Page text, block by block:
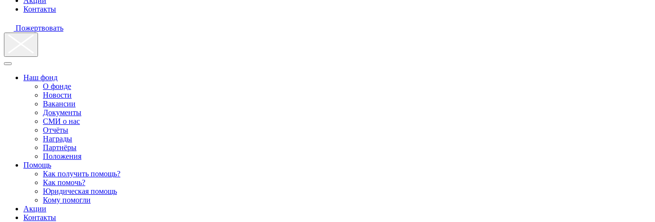
Контакты
Пожертвовать
Наш фонд
О фонде
Новости
Вакансии
Документы
СМИ о нас
Отчёты
Награды
Партнёры
Положения
Помощь
Как получить помощь?
Как помочь?
Юридическая помощь
Кому помогли
Акции
Контакты